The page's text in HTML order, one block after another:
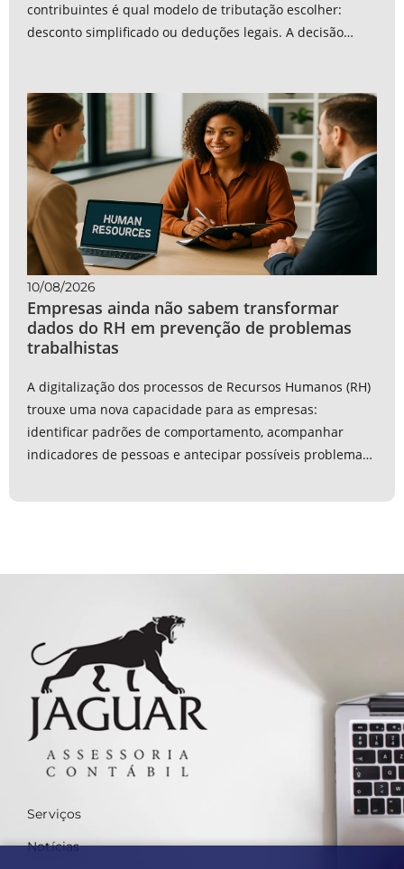
contribuintes é qual modelo de tributação escolher:
desconto simplificado ou deduções legais. A decisão
10/08/2026
Empresas ainda não sabem transformar
dados do RH em prevenção de problemas
trabalhistas
A digitalização dos processos de Recursos Humanos (RH)
trouxe uma nova capacidade para as empresas:
identificar padrões de comportamento, acompanhar
indicadores de pessoas e antecipar possíveis problemas
enfrentam...
Serviços
Notícias